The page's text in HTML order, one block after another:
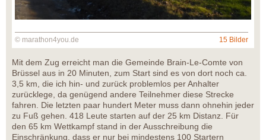
© marathon4you.de 15 Bilder
Mit dem Zug erreicht man die Gemeinde Brain-Le-Comte von
Brüssel aus in 20 Minuten, zum Start sind es von dort noch ca.
3,5 km, die ich hin- und zurück problemlos per Anhalter
zurücklege, da genügend andere Teilnehmer diese Strecke
fahren. Die letzten paar hundert Meter muss dann ohnehin jeder
zu Fuß gehen. 418 Leute starten auf der 25 km Distanz. Für
den 65 km Wettkampf stand in der Ausschreibung die
Einschränkung, dass er nur bei mindestens 100 Startern